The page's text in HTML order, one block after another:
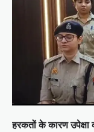
हरकतों के कारण उपेक्षा